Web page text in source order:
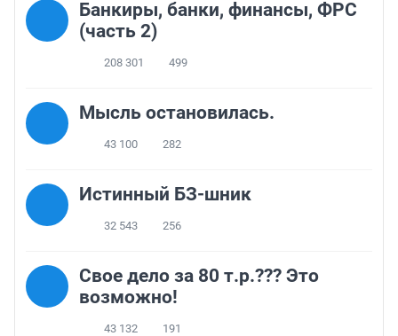
Банкиры, банки, финансы, ФРС
(часть 2)
208 301 499
Мысль остановилась.
43 100 282
Истинный БЗ-шник
32 543 256
Свое дело за 80 т.р.??? Это
возможно!
43 132 191